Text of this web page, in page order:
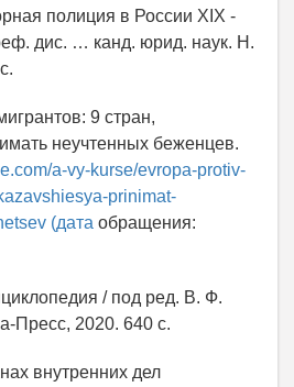
полиция в России XIX -
дис. … канд. юрид. наук. Н.
9 стран,
неучтенных беженцев.
a-vy-kurse/evropa-protiv-
prinimat-
(дата обращения:
/ под ред. В. Ф.
Пресс, 2020. 640 с.
внутренних дел